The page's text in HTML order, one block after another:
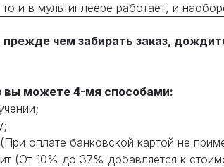
и в мультиплеере работает, и
чем забирать заказ,
вы можете 4-мя способами:
оплате банковской картой не
(От 10% до 37% добавляется к